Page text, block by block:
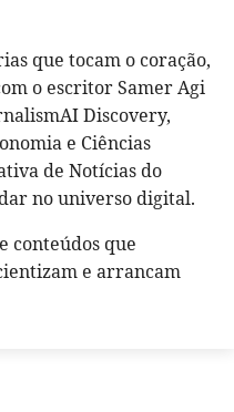
que tocam o coração,
o escritor Samer Agi
Discovery,
e Ciências
de Notícias do
no universo digital.
conteúdos que
e arrancam